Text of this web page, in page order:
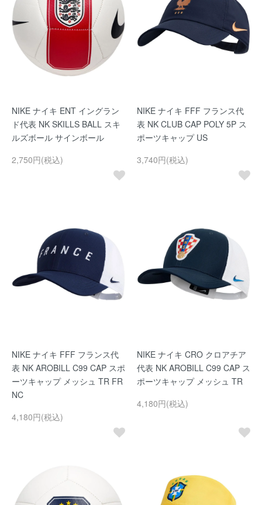
NIKE ナイキ ENT イングラン
ド代表 NK SKILLS BALL スキ
ルズボール サインボール
2,750円(税込)
NIKE ナイキ FFF フランス代
表 NK CLUB CAP POLY 5P ス
ポーツキャップ US
3,740円(税込)
NIKE ナイキ FFF フランス代
表 NK AROBILL C99 CAP スポ
ーツキャップ メッシュ TR FR
NC
4,180円(税込)
NIKE ナイキ CRO クロアチア
代表 NK AROBILL C99 CAP ス
ポーツキャップ メッシュ TR
4,180円(税込)